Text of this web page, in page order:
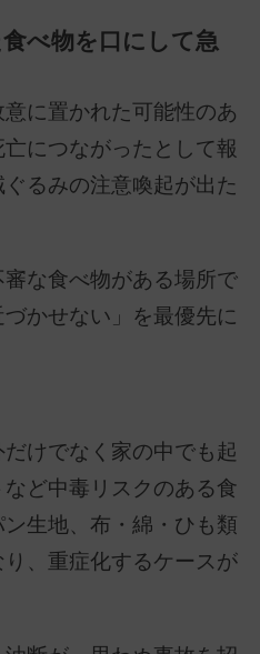
べ物を口にして急
に置かれた可能性のあ
につながったとして報
るみの注意喚起が出た
な食べ物がある場所で
かせない」を最優先に
けでなく家の中でも起
ど中毒リスクのある食
生地、布・綿・ひも類
、重症化するケースが